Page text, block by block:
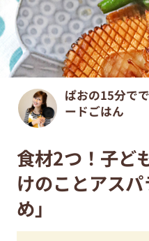
ぱおの15分で
ードごはん
食材2つ！子ど
けのことアス
め」